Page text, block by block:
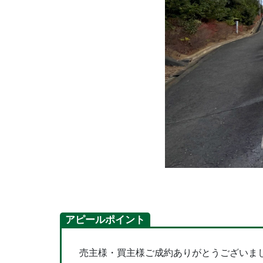
アピールポイント
売主様・買主様ご成約ありがとうございま